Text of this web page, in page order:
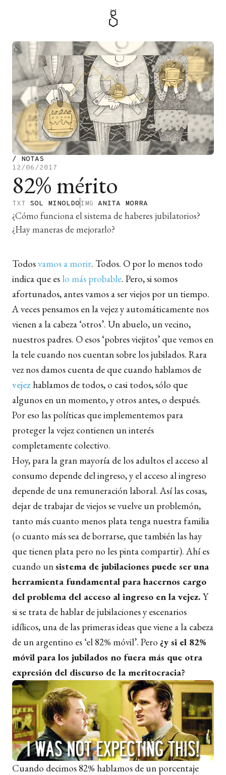
/ NOTAS
12/06/2017
82% mérito
TXT SOL MINOLDOIMG ANITA MORRA
¿Cómo funciona el sistema de haberes jubilatorios?
¿Hay maneras de mejorarlo?
Todosvamos a morir. Todos. O por lo menos todo
indica que es lo más probable. Pero, si somos
afortunados, antes vamos a ser viejos por un tiempo.
A veces pensamos en la vejez y automáticamente nos
vienen a la cabeza ‘otros’. Un abuelo, un vecino,
nuestros padres. O esos ‘pobres viejitos’ que vemos en
la tele cuando nos cuentan sobre los jubilados. Rara
vez nos damos cuenta de que cuando hablamos de
vejez hablamos de todos, o casi todos, sólo que
algunos en un momento, y otros antes, o después.
Por eso las políticas que implementemos para
proteger la vejez contienen un interés
completamente colectivo.
Hoy, para la gran mayoría de los adultos el acceso al
consumo depende del ingreso, y el acceso al ingreso
depende de una remuneración laboral. Así las cosas,
dejar de trabajar de viejos se vuelve un problemón,
tanto más cuanto menos plata tenga nuestra familia
(o cuanto más sea de borrarse, que también las hay
que tienen plata pero no les pinta compartir). Ahí es
cuando unsistema de jubilaciones puede ser una
herramienta fundamental para hacernos cargo
del problema del acceso al ingreso en la vejez. Y
si se trata de hablar de jubilaciones y escenarios
idílicos, una de las primeras ideas que viene a la cabeza
de un argentino es ‘el 82% móvil’. Pero ¿y si el 82%
móvil para los jubilados no fuera más que otra
expresión del discurso de la meritocracia?
Cuando decimos 82% hablamos de un porcentaje